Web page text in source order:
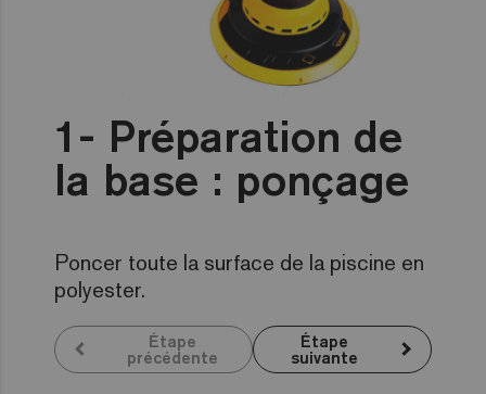
Préparation de
la base : ponçage
Poncer toute la surface de la piscine en
polyester.
Étape
précédente
Étape
suivante